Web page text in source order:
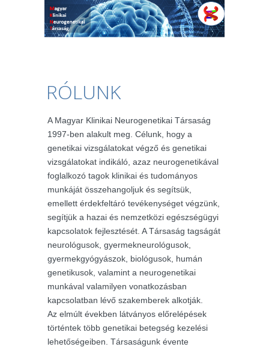
RÓLUNK
A Magyar Klinikai Neurogenetikai Társaság
1997-ben alakult meg. Célunk, hogy a
genetikai vizsgálatokat végző és genetikai
vizsgálatokat indikáló, azaz neurogenetikával
foglalkozó tagok klinikai és tudományos
munkáját összehangoljuk és segítsük,
emellett érdekfeltáró tevékenységet végzünk,
segítjük a hazai és nemzetközi egészségügyi
kapcsolatok fejlesztését. A Társaság tagságát
neurológusok, gyermekneurológusok,
gyermekgyógyászok, biológusok, humán
genetikusok, valamint a neurogenetikai
munkával valamilyen vonatkozásban
kapcsolatban lévő szakemberek alkotják.
Az elmúlt években látványos előrelépések
történtek több genetikai betegség kezelési
lehetőségeiben. Társaságunk évente